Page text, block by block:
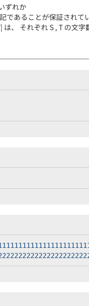
ずれか
であることが保証されて
、 それぞれ S , T の文字